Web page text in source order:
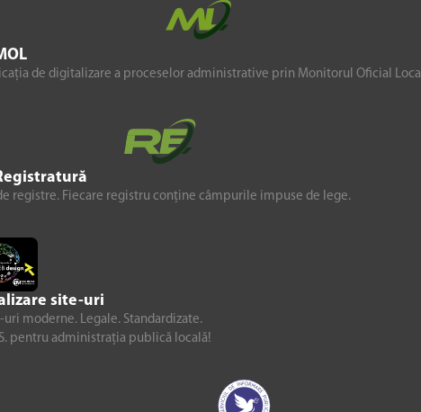
de digitalizare a proceselor administrative prin Monitorul Oficial Local
registre. Fiecare registru conține câmpurile impuse de lege.
site-uri
uri moderne. Legale. Standardizate.
pentru administrația publică locală!